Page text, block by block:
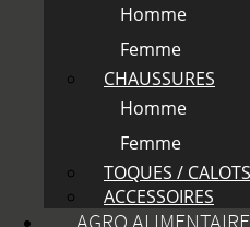
Homme
Femme
CHAUSSURES
Homme
Femme
TOQUES /
ACCESSOIRES